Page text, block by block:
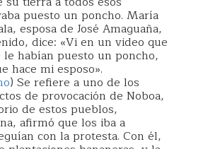
puesto un poncho. María
esposa de José Amaguaña,
dice: «Vi en un video que
habían puesto un poncho,
hace mi esposo».
) Se refiere a uno de los
de provocación de Noboa,
de estos pueblos,
afirmó que los iba a
con la protesta. Con él,